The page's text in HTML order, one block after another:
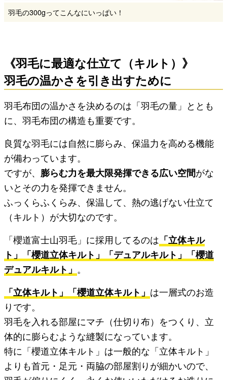
羽毛の300gってこんなにいっぱい！
《羽毛に最適な仕立て（キルト）》
羽毛の温かさを引き出すために
羽毛布団の温かさを決めるのは「羽毛の量」ととも
に、羽毛布団の構造も重要です。
良質な羽毛には自然に膨らみ、保温力を高める機能
が備わっています。
ですが、 膨らむ力を最大限発揮できる広い空間がな
いとその力を発揮できません。
ふっくらふくらみ、保温して、熱の逃げない仕立て
（キルト）が大切なのです。
「櫻道富士山羽毛」に採用してるのは 「立体キル
ト」「櫻道立体キルト」「デュアルキルト」「櫻道
デュアルキルト」 。
「立体キルト」「櫻道立体キルト」 は一層式のお造
りです。
羽毛を入れる部屋にマチ（仕切り布）をつくり、立
体的に膨らむような縫製になっています。
特に「櫻道立体キルト」は一般的な「立体キルト」
よりも首元・足元・両脇の部屋割りが細かいので、